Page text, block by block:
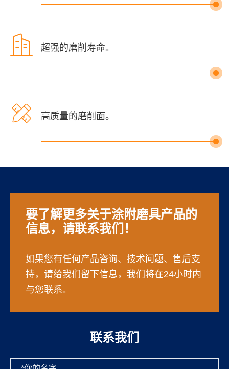
 超强的磨削寿命。
 高质量的磨削面。
要了解更多关于涂附磨具产品的
信息，请联系我们！
如果您有任何产品咨询、技术问题、售后支
持，请给我们留下信息，我们将在24小时内
与您联系。
联系我们